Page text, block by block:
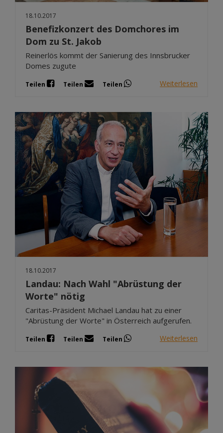
Dez 2025
Okt 2025
18.10.2017
Benefizkonzert des Domchores im
Dom zu St. Jakob
Reinerlös kommt der Sanierung des Innsbrucker
Domes zugute
Teilen Teilen Teilen Weiterlesen
18.10.2017
Landau: Nach Wahl "Abrüstung der
Worte" nötig
Caritas-Präsident Michael Landau hat zu einer
"Abrüstung der Worte" in Österreich aufgerufen.
Teilen Teilen Teilen Weiterlesen